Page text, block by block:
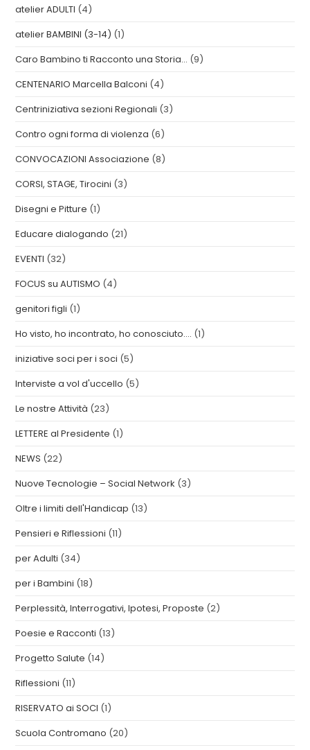
atelier ADULTI (4)
atelier BAMBINI (3-14) (1)
Caro Bambino ti Racconto una Storia… (9)
CENTENARIO Marcella Balconi (4)
Centriniziativa sezioni Regionali (3)
Contro ogni forma di violenza (6)
CONVOCAZIONI Associazione (8)
CORSI, STAGE, Tirocini (3)
Disegni e Pitture (1)
Educare dialogando (21)
EVENTI (32)
FOCUS su AUTISMO (4)
genitori figli (1)
Ho visto, ho incontrato, ho conosciuto…. (1)
iniziative soci per i soci (5)
Interviste a vol d'uccello (5)
Le nostre Attività (23)
LETTERE al Presidente (1)
NEWS (22)
Nuove Tecnologie – Social Network (3)
Oltre i limiti dell'Handicap (13)
Pensieri e Riflessioni (11)
per Adulti (34)
per i Bambini (18)
Perplessità, Interrogativi, Ipotesi, Proposte (2)
Poesie e Racconti (13)
Progetto Salute (14)
Riflessioni (11)
RISERVATO ai SOCI (1)
Scuola Contromano (20)